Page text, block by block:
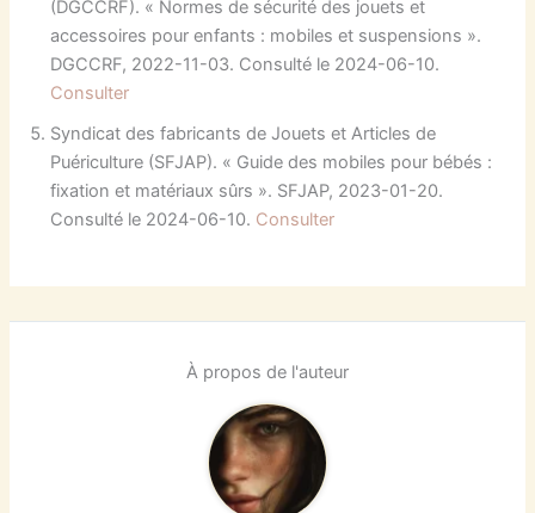
(DGCCRF). « Normes de sécurité des jouets et
accessoires pour enfants : mobiles et suspensions ».
DGCCRF, 2022-11-03. Consulté le 2024-06-10.
Consulter
Syndicat des fabricants de Jouets et Articles de
Puériculture (SFJAP). « Guide des mobiles pour bébés :
fixation et matériaux sûrs ». SFJAP, 2023-01-20.
Consulté le 2024-06-10. Consulter
À propos de l'auteur